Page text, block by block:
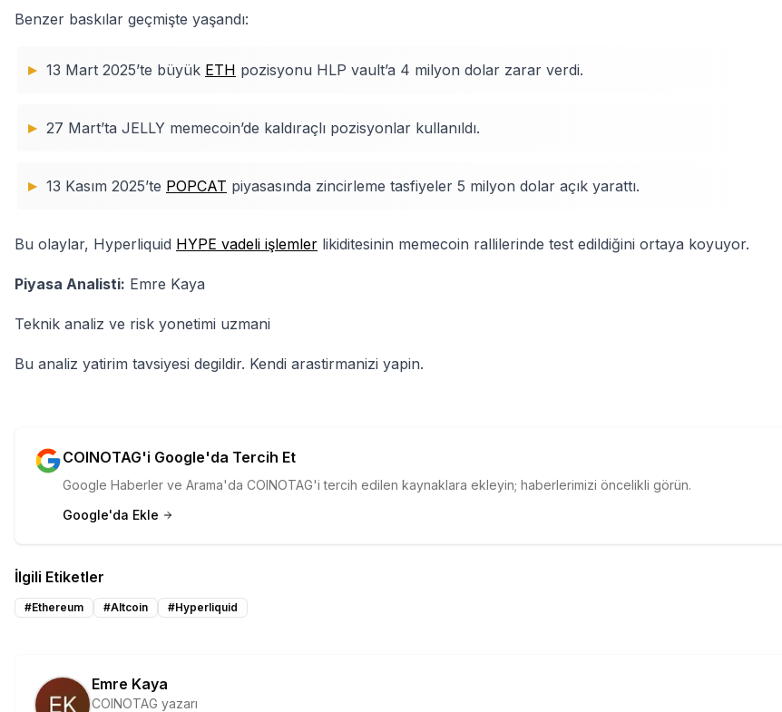
Benzer baskılar geçmişte yaşandı:
13 Mart 2025’te büyük ETH pozisyonu HLP vault’a 4 milyon dolar zarar verdi.
27 Mart’ta JELLY memecoin’de kaldıraçlı pozisyonlar kullanıldı.
13 Kasım 2025’te POPCAT piyasasında zincirleme tasfiyeler 5 milyon dolar açık yarattı.
Bu olaylar, Hyperliquid HYPE vadeli işlemler likiditesinin memecoin rallilerinde test edildiğini ortaya koyuyor.
Piyasa Analisti: Emre Kaya
Teknik analiz ve risk yonetimi uzmani
Bu analiz yatirim tavsiyesi degildir. Kendi arastirmanizi yapin.
COINOTAG'i Google'da Tercih Et
Google Haberler ve Arama'da COINOTAG'i tercih edilen kaynaklara ekleyin; haberlerimizi öncelikli görün.
Google'da Ekle
İlgili Etiketler
#Ethereum #Altcoin #Hyperliquid
Emre Kaya
COINOTAG yazarı